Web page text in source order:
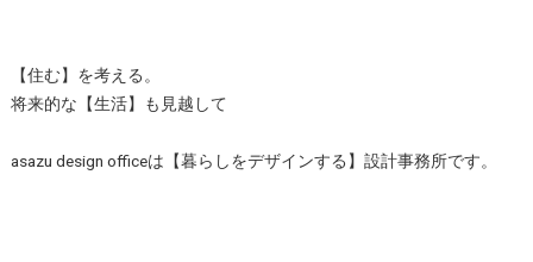
【住む】を考える。
将来的な【生活】も見越して
asazu design officeは【暮らしをデザインする】設計事務所です。